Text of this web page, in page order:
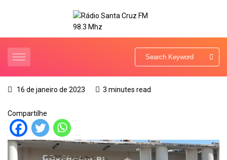
16 de janeiro de 2023 3 minutes read
Compartilhe